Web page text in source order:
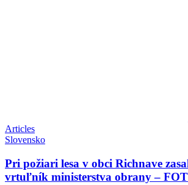
Articles
Slovensko
Pri požiari lesa v obci Richnave
vrtuľník ministerstva obrany –